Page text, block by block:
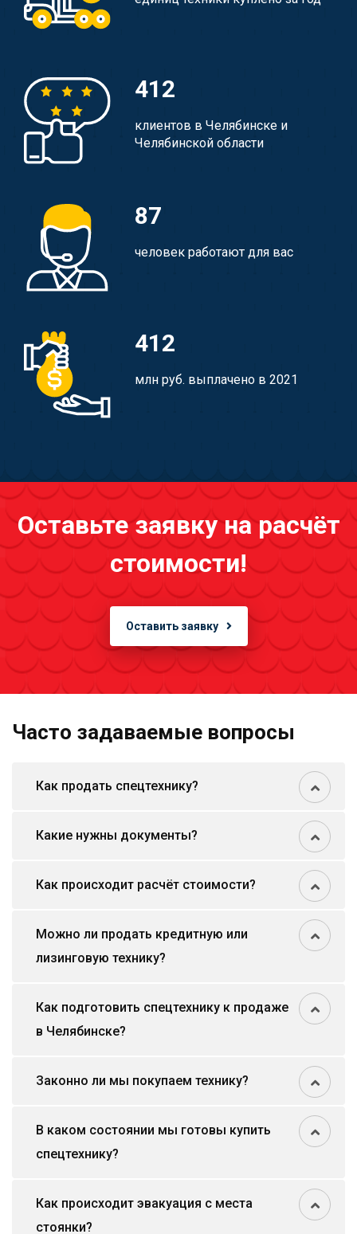
412
клиентов в Челябинске и
Челябинской области
87
человек работают для вас
412
млн руб. выплачено в 2021
Оставьте заявку на расчёт
стоимости!
Оставить заявку
Часто задаваемые вопросы
Как продать спецтехнику?
Какие нужны документы?
Как происходит расчёт стоимости?
Можно ли продать кредитную или
лизинговую технику?
Как подготовить спецтехнику к продаже
в Челябинске?
Законно ли мы покупаем технику?
В каком состоянии мы готовы купить
спецтехнику?
Как происходит эвакуация с места
стоянки?